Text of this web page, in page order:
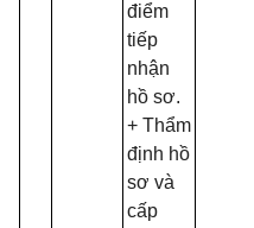
điểm
tiếp
nhận
hồ sơ.
+ Thẩm
định hồ
sơ và
cấp